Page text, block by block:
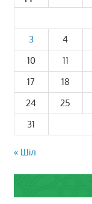
3
4
10
11
17
18
24
25
31
« Шіл